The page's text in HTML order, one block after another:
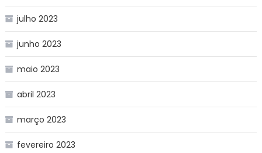
julho 2023
junho 2023
maio 2023
abril 2023
março 2023
fevereiro 2023